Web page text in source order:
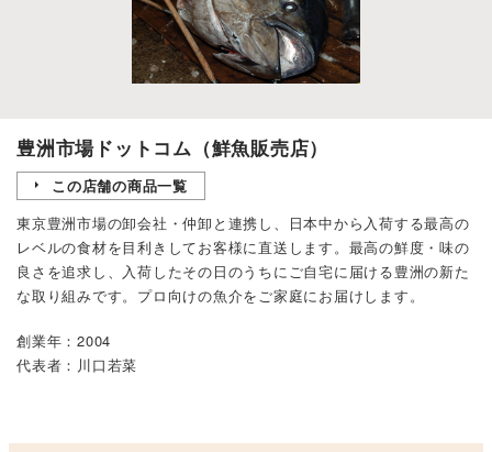
豊洲市場ドットコム（鮮魚販売店）
この店舗の商品一覧
東京豊洲市場の卸会社・仲卸と連携し、日本中から入荷する最高の
レベルの食材を目利きしてお客様に直送します。最高の鮮度・味の
良さを追求し、入荷したその日のうちにご自宅に届ける豊洲の新た
な取り組みです。プロ向けの魚介をご家庭にお届けします。
創業年：2004
代表者：川口若菜